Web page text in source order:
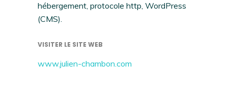
hébergement, protocole http, WordPress
(CMS).
VISITER LE SITE WEB
www.julien-chambon.com